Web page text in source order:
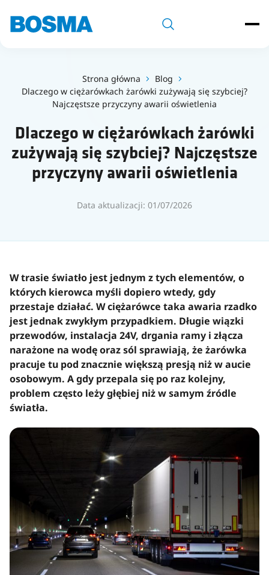
Strona główna
Blog
Dlaczego w ciężarówkach żarówki zużywają się szybciej?
Najczęstsze przyczyny awarii oświetlenia
Dlaczego w ciężarówkach żarówki
zużywają się szybciej? Najczęstsze
przyczyny awarii oświetlenia
Data aktualizacji: 01/07/2026
W trasie światło jest jednym z tych elementów, o
których kierowca myśli dopiero wtedy, gdy
przestaje działać. W ciężarówce taka awaria rzadko
jest jednak zwykłym przypadkiem. Długie wiązki
przewodów, instalacja 24V, drgania ramy i złącza
narażone na wodę oraz sól sprawiają, że żarówka
pracuje tu pod znacznie większą presją niż w aucie
osobowym. A gdy przepala się po raz kolejny,
problem często leży głębiej niż w samym źródle
światła.